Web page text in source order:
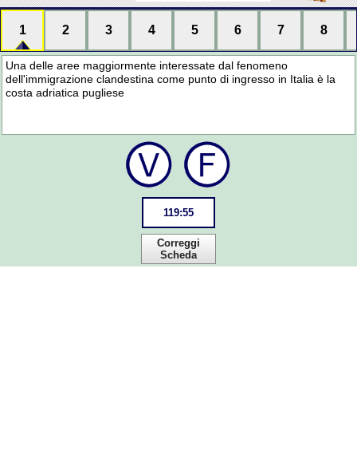
1 2 3 4 5 6 7 8
Una delle aree maggiormente interessate dal fenomeno
dell'immigrazione clandestina come punto di ingresso in Italia è la
costa adriatica pugliese
119:55
Correggi
Scheda